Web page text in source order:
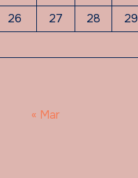
26 27 28 29
« Mar